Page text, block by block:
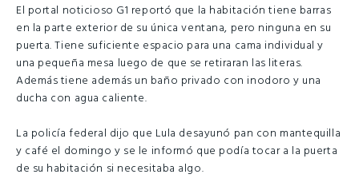
El portal noticioso G1 reportó que la habitación tiene barras
en la parte exterior de su única ventana, pero ninguna en su
puerta. Tiene suficiente espacio para una cama individual y
una pequeña mesa luego de que se retiraran las literas.
Además tiene además un baño privado con inodoro y una
ducha con agua caliente.
La policía federal dijo que Lula desayunó pan con mantequilla
y café el domingo y se le informó que podía tocar a la puerta
de su habitación si necesitaba algo.